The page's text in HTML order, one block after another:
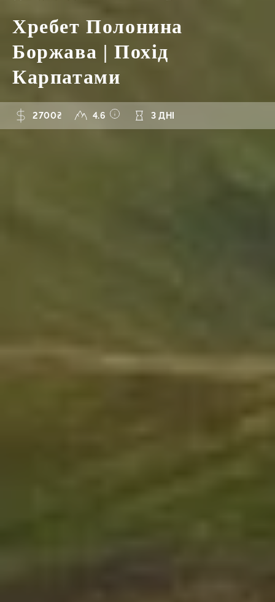
Хребет Полонина
Боржава | Похід
Карпатами
2700₴ 4.6 3 ДНІ